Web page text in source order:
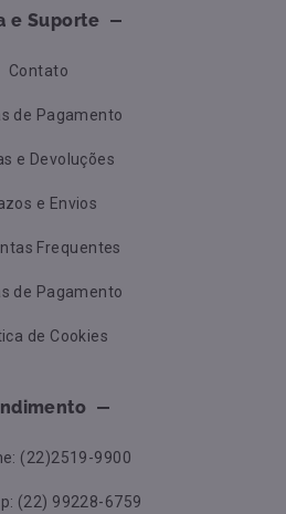
e Suporte
Contato
de Pagamento
e Devoluções
e Envios
Frequentes
de Pagamento
de Cookies
(22)2519-9900
(22) 99228-6759